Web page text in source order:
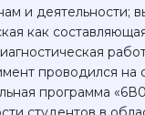
и деятельности;
как
проводился
программа